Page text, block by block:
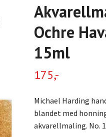
Ochre
15ml
175,-
Michael Harding
blandet med
akvarellmaling. No.